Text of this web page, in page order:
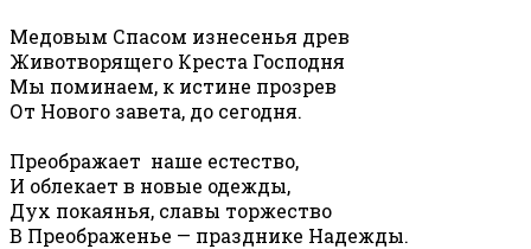
Медовым Спасом изнесенья древ
Животворящего Креста Господня
Мы поминаем, к истине прозрев
От Нового завета, до сегодня.
Преображает наше естество,
И облекает в новые одежды,
Дух покаянья, славы торжество
В Преображенье — празднике Надежды.